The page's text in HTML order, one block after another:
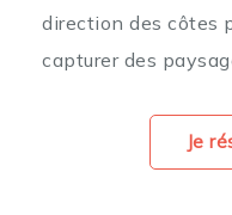
direction des côtes
capturer des
Je